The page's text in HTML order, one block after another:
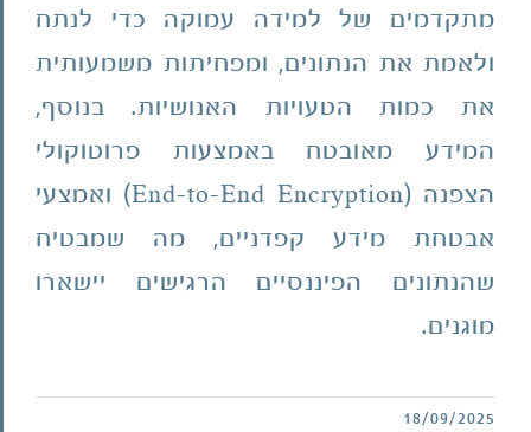
מתקדמים של למידה עמוקה כדי לנתח
ולאמת את הנתונים, ומפחיתות משמעותית
את כמות הטעויות האנושיות. בנוסף,
המידע מאובטח באמצעות פרוטוקולי
הצפנה (End-to-End Encryption) ואמצעי
אבטחת מידע קפדניים, מה שמבטיח
שהנתונים הפיננסיים הרגישים יישארו
מוגנים.
18/09/2025